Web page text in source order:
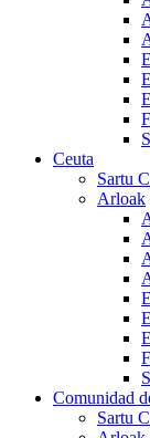
Ceuta
Sartu
Arloak
Comunidad
Sartu